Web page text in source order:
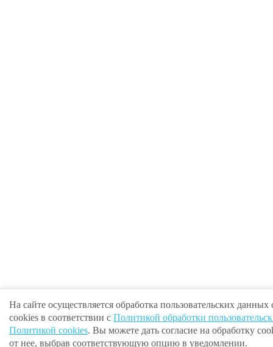
На сайте осуществляется обработка пользовательских
cookies в соответствии с Политикой обработки
Политикой cookies. Вы можете дать согласие на обработку
от нее, выбрав соответствующую опцию в уведомлении.